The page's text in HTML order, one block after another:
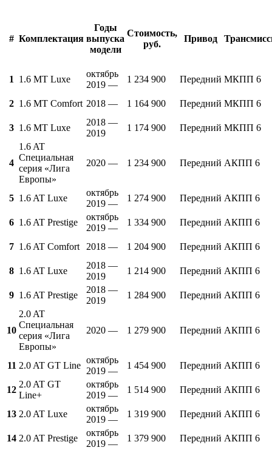
# Комплектация
Годы
выпуска
модели
Стоимость,
руб.
Привод
1 1.6 MT Luxe
октябрь
2019 —
1 234 900 Передний МКПП 6
2 1.6 MT Comfort 2018 — 1 164 900 Передний МКПП 6
3 1.6 MT Luxe
2018 —
2019
1 174 900 Передний МКПП 6
4
1.6 AT
Специальная
серия «Лига
Европы»
2020 — 1 234 900 Передний АКПП 6
5 1.6 AT Luxe
октябрь
2019 —
1 274 900 Передний АКПП 6
6 1.6 AT Prestige
октябрь
2019 —
1 334 900 Передний АКПП 6
7 1.6 AT Comfort 2018 — 1 204 900 Передний АКПП 6
8 1.6 AT Luxe
2018 —
2019
1 214 900 Передний АКПП 6
9 1.6 AT Prestige
2018 —
2019
1 284 900 Передний АКПП 6
10
2.0 AT
Специальная
серия «Лига
Европы»
2020 — 1 279 900 Передний АКПП 6
11 2.0 AT GT Line
октябрь
2019 —
1 454 900 Передний АКПП 6
12
2.0 AT GT
Line+
октябрь
2019 —
1 514 900 Передний АКПП 6
13 2.0 AT Luxe
октябрь
2019 —
1 319 900 Передний АКПП 6
14 2.0 AT Prestige
октябрь
2019 —
1 379 900 Передний АКПП 6